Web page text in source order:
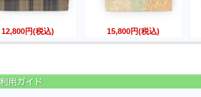
12,800円(税込) 15,800円(税込)